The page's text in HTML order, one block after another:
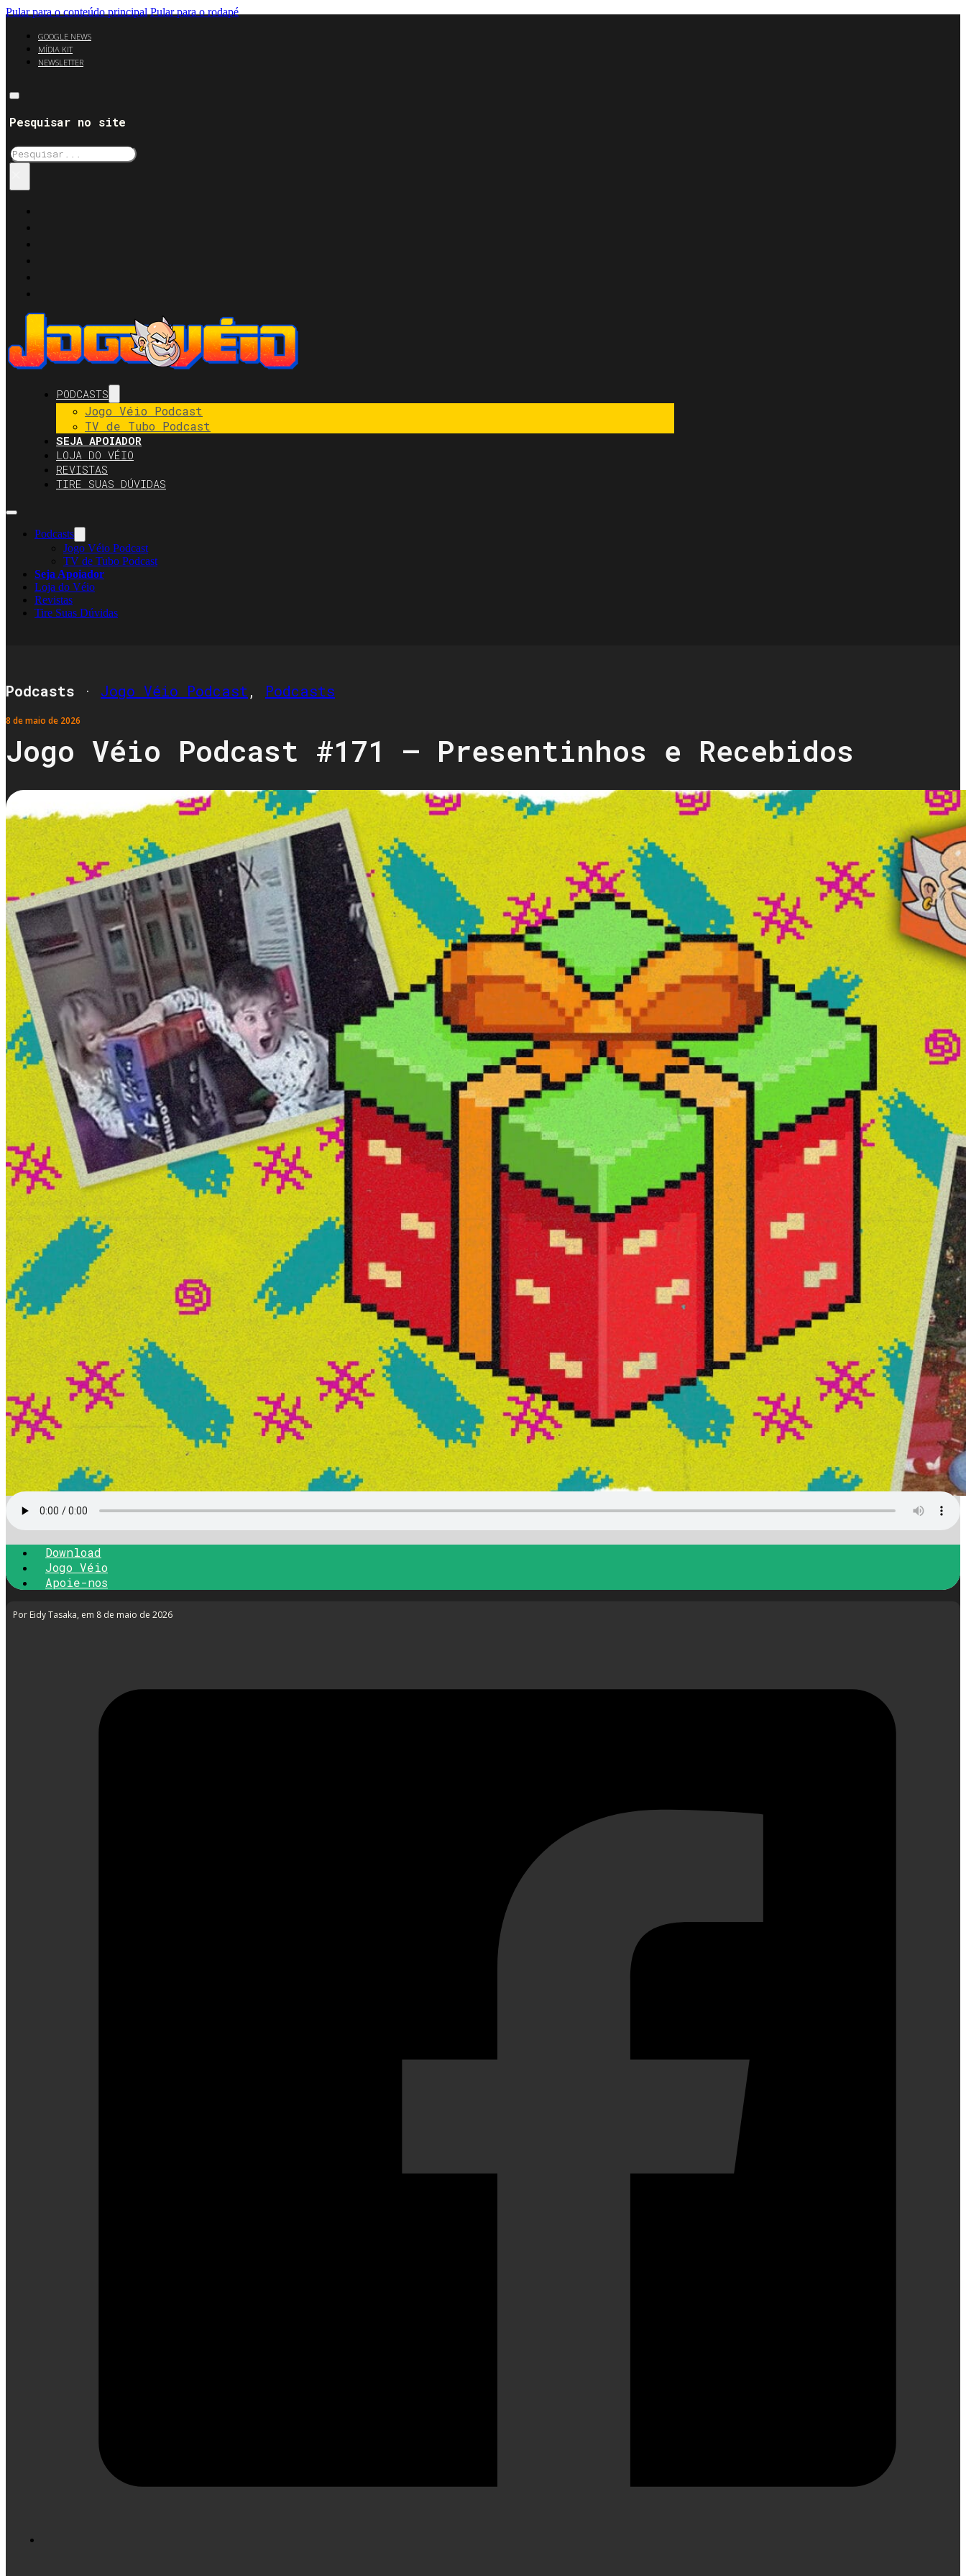
Pular para o conteúdo principal Pular para o rodapé
GOOGLE NEWS
MÍDIA KIT
NEWSLETTER
Pesquisar no site
Pesquisar
PODCASTS
Jogo Véio Podcast
TV de Tubo Podcast
SEJA APOIADOR
LOJA DO VÉIO
REVISTAS
TIRE SUAS DÚVIDAS
Podcasts
Jogo Véio Podcast
TV de Tubo Podcast
Seja Apoiador
Loja do Véio
Revistas
Tire Suas Dúvidas
Podcasts · Jogo Véio Podcast, Podcasts
8 de maio de 2026
Jogo Véio Podcast #171 – Presentinhos e Recebidos
Download
Jogo Véio
Apoie-nos
Por Eidy Tasaka, em 8 de maio de 2026